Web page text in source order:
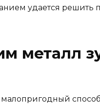
удается решить
металл